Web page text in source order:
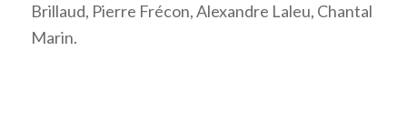
Brillaud, Pierre Frécon, Alexandre Laleu, Chantal
Marin.